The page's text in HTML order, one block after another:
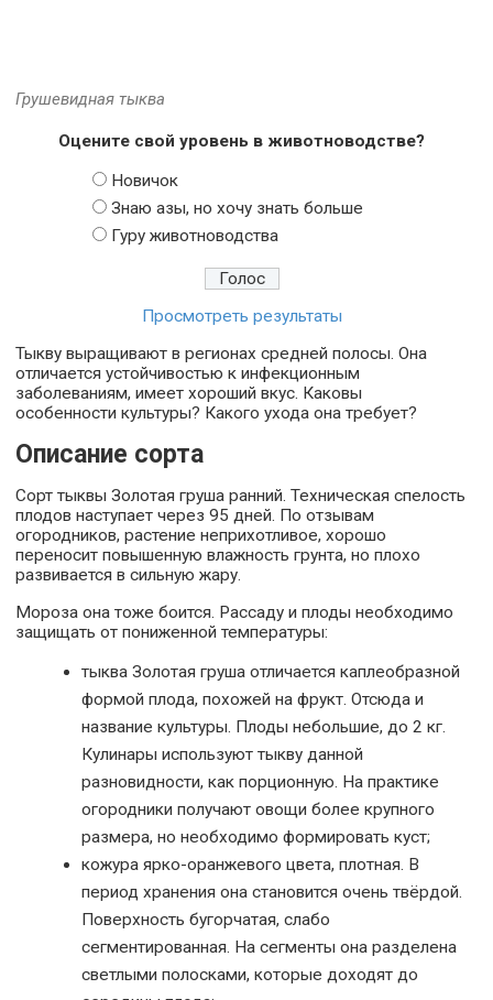
Грушевидная тыква
Оцените свой уровень в животноводстве?
Новичок
Знаю азы, но хочу знать больше
Гуру животноводства
Просмотреть результаты
Тыкву выращивают в регионах средней полосы. Она
отличается устойчивостью к инфекционным
заболеваниям, имеет хороший вкус. Каковы
особенности культуры? Какого ухода она требует?
Описание сорта
Сорт тыквы Золотая груша ранний. Техническая спелость
плодов наступает через 95 дней. По отзывам
огородников, растение неприхотливое, хорошо
переносит повышенную влажность грунта, но плохо
развивается в сильную жару.
Мороза она тоже боится. Рассаду и плоды необходимо
защищать от пониженной температуры:
тыква Золотая груша отличается каплеобразной
формой плода, похожей на фрукт. Отсюда и
название культуры. Плоды небольшие, до 2 кг.
Кулинары используют тыкву данной
разновидности, как порционную. На практике
огородники получают овощи более крупного
размера, но необходимо формировать куст;
кожура ярко-оранжевого цвета, плотная. В
период хранения она становится очень твёрдой.
Поверхность бугорчатая, слабо
сегментированная. На сегменты она разделена
светлыми полосками, которые доходят до